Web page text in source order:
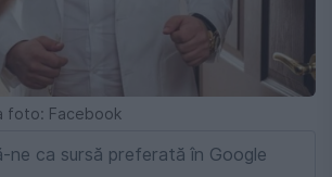
foto: Facebook
ne ca sursă preferată în Google